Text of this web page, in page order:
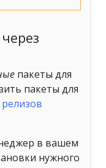
пакеты для
пакеты для
релизов
в вашем
нужного